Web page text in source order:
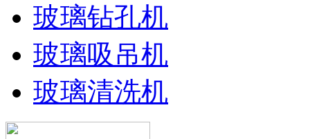
玻璃钻孔机
玻璃吸吊机
玻璃清洗机